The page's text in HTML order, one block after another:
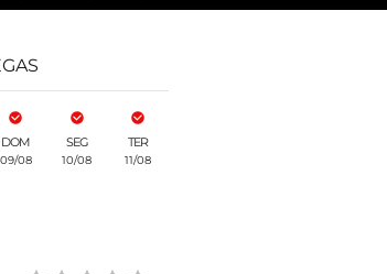
DOM
09/08
SEG
10/08
TER
11/08